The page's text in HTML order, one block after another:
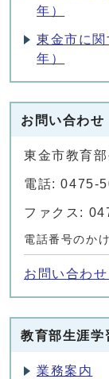
年）
東金市に
年）
お問い合わせ
東金市教育
電話: 0475-
ファクス:
電話番号のか
お問い合わ
教育部生涯学
業務案内